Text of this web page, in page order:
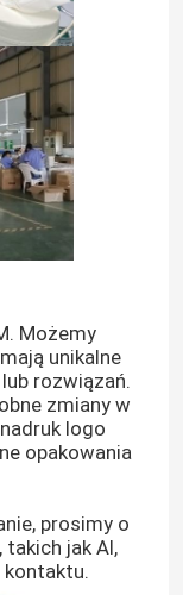
Możemy
unikalne
rozwiązań.
zmiany w
logo
opakowania
prosimy o
jak AI,
kontaktu.